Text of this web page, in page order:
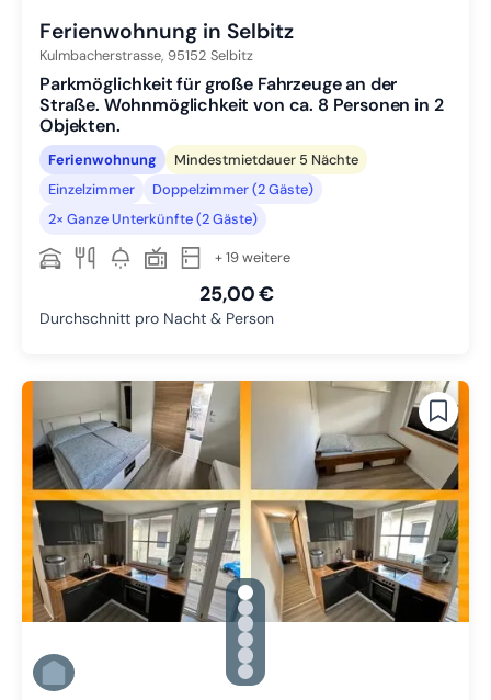
Ferienwohnung in Selbitz
Kulmbacherstrasse, 95152 Selbitz
Parkmöglichkeit für große Fahrzeuge an der
Straße. Wohnmöglichkeit von ca. 8 Personen in 2
Objekten.
Ferienwohnung
Mindestmietdauer 5 Nächte
Einzelzimmer
Doppelzimmer (2 Gäste)
2× Ganze Unterkünfte (2 Gäste)
+ 19 weitere
25,00 €
Durchschnitt pro Nacht & Person
gallery.slide_selector
Zu Slide 1 wechseln
Zu Slide 2 wechseln
Zu Slide 3 wechseln
Zu Slide 4 wechseln
Zu Slide 5 wechseln
Zu Slide 6 wechseln